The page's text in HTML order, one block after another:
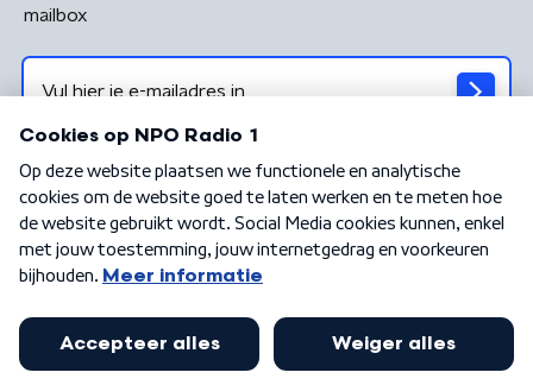
mailbox
Algemene voorwaarden